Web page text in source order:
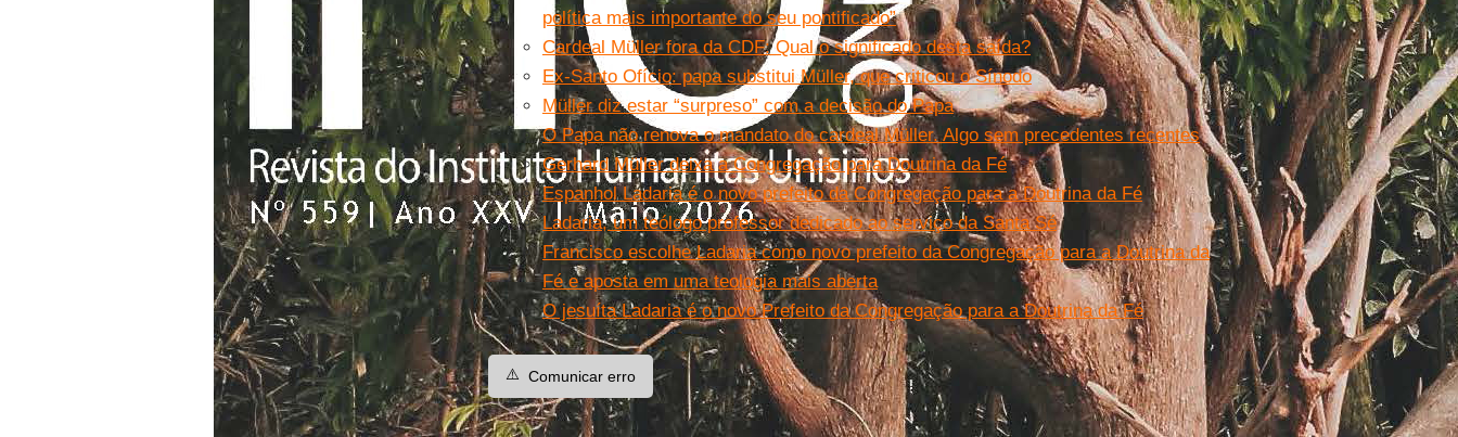
política mais importante do seu pontificado”
Cardeal Müller fora da CDF: Qual o significado desta saída?
Ex-Santo Ofício: papa substitui Müller, que criticou o Sínodo
Müller diz estar “surpreso” com a decisão do Papa
O Papa não renova o mandato do cardeal Müller. Algo sem precedentes recentes
Gerhard Müller deixa a Congregação para Doutrina da Fé
Espanhol Ladaria é o novo prefeito da Congregação para a Doutrina da Fé
Ladaria, um teólogo professor dedicado ao serviço da Santa Sé
Francisco escolhe Ladaria como novo prefeito da Congregação para a Doutrina da
Fé e aposta em uma teologia mais aberta
O jesuíta Ladaria é o novo Prefeito da Congregação para a Doutrina da Fé
⚠️ Comunicar erro